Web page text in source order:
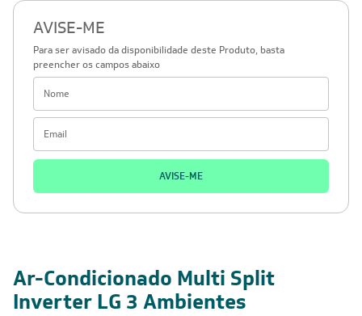
AVISE-ME
Para ser avisado da disponibilidade deste Produto, basta
preencher os campos abaixo
AVISE-ME
Ar-Condicionado Multi Split
Inverter LG 3 Ambientes